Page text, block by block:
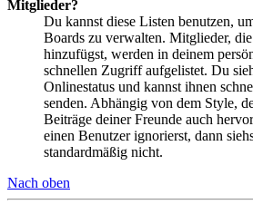
Mitglieder?
Du kannst diese Listen benutzen,
Boards zu verwalten. Mitglieder,
hinzufügst, werden in deinem
schnellen Zugriff aufgelistet. Du
Onlinestatus und kannst ihnen
senden. Abhängig von dem Style,
Beiträge deiner Freunde auch
einen Benutzer ignorierst, dann
standardmäßig nicht.
Nach oben